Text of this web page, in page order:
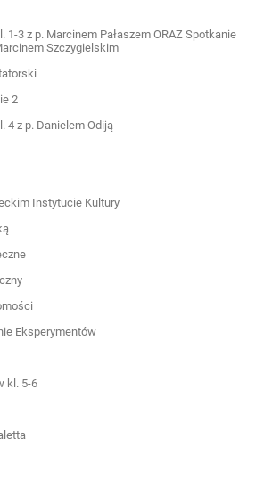
1-3 z p. Marcinem Pałaszem ORAZ Spotkanie
Szczygielskim
2
4 z p. Danielem Odiją
Instytucie Kultury
Eksperymentów
kl. 5-6